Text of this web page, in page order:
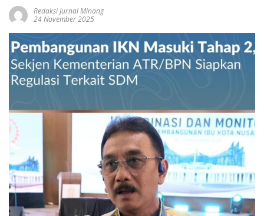
Redaksi Jurnal Minang
24 November 2025